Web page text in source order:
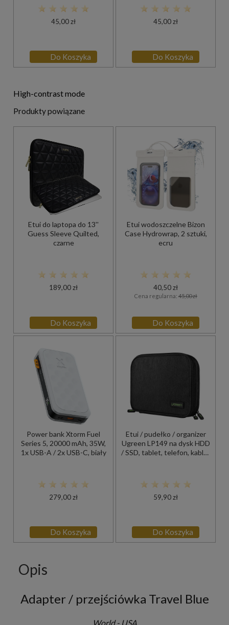
45,00 zł
Do Koszyka
45,00 zł
Do Koszyka
High-contrast mode
Produkty powiązane
Etui do laptopa do 13''
Guess Sleeve Quilted,
czarne
189,00 zł
Do Koszyka
Etui wodoszczelne Bizon
Case Hydrowrap, 2 sztuki,
ecru
40,50 zł
Cena regularna: 45,00 zł
Do Koszyka
Power bank Xtorm Fuel
Series 5, 20000 mAh, 35W,
1x USB-A / 2x USB-C, biały
279,00 zł
Do Koszyka
Etui / pudełko / organizer
Ugreen LP149 na dysk HDD
/ SSD, tablet, telefon, kable i
59,90 zł
Do Koszyka
Opis
Adapter / przejściówka Travel Blue
World - USA